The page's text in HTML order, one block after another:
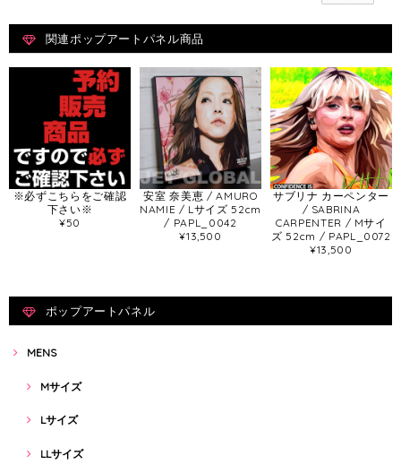
関連ポップアートパネル商品
※必ずこちらをご確認
下さい※
¥50
安室 奈美恵 / AMURO
NAMIE / Lサイズ 52cm
/ PAPL_0042
¥13,500
サブリナ カーペンター
/ SABRINA
CARPENTER / Mサイ
ズ 52cm / PAPL_0072
¥13,500
ポップアートパネル
MENS
Mサイズ
Lサイズ
LLサイズ